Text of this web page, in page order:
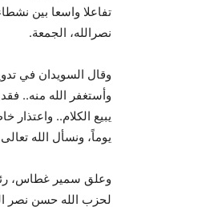
تفاعلا واسعا بين
نصرالله، الجمعة.
وقال السويدان في
وأستغفر الله منه..
يبيع الكلام..
يوماً، ونسأل الله
وعلق سمير غطاس،
لحزب الله حسن نصر